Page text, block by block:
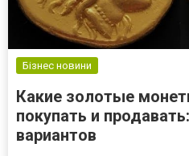
Бізнес новини
Какие золотые
покупать и
вариантов